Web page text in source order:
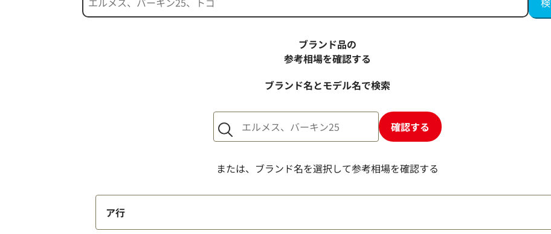
マークジェイコブス トートバッグ キャンバス
参考買取価格
マークジェイコブス レザー ホワイト トートバッグ
ブランド品の
参考相場を確認する
ブランド名とモデル名で検索
確認する
または、ブランド名を選択して参考相場を確認する
ア行